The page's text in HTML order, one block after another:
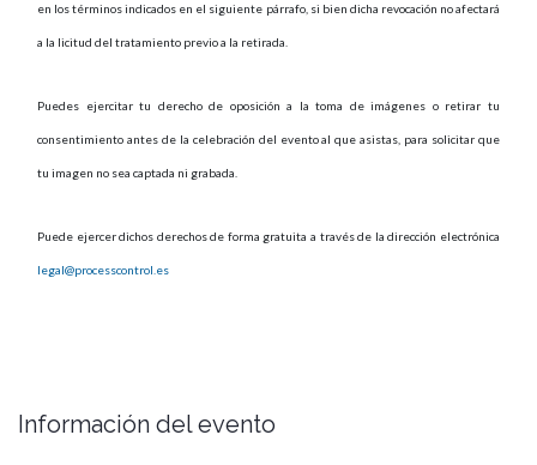
en los términos indicados en el siguiente párrafo, si bien dicha revocación no afectará
a la licitud del tratamiento previo a la retirada.
Puedes ejercitar tu derecho de oposición a la toma de imágenes o retirar tu
consentimiento antes de la celebración del evento al que asistas, para solicitar que
tu imagen no sea captada ni grabada.
Puede ejercer dichos derechos de forma gratuita a través de la dirección electrónica
legal@processcontrol.es
Información del evento